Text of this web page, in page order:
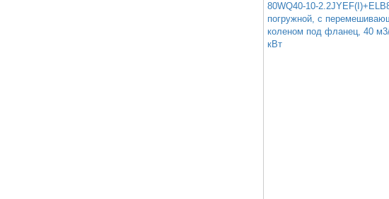
80WQ40-10-
погружной, с
коленом под фланец, 40
кВт